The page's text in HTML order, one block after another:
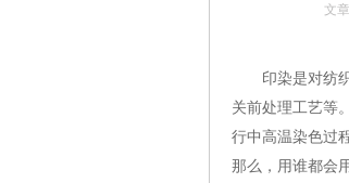
文章
印染是对纺织
关前处理工艺等
行中高温染色过
那么，用谁都会